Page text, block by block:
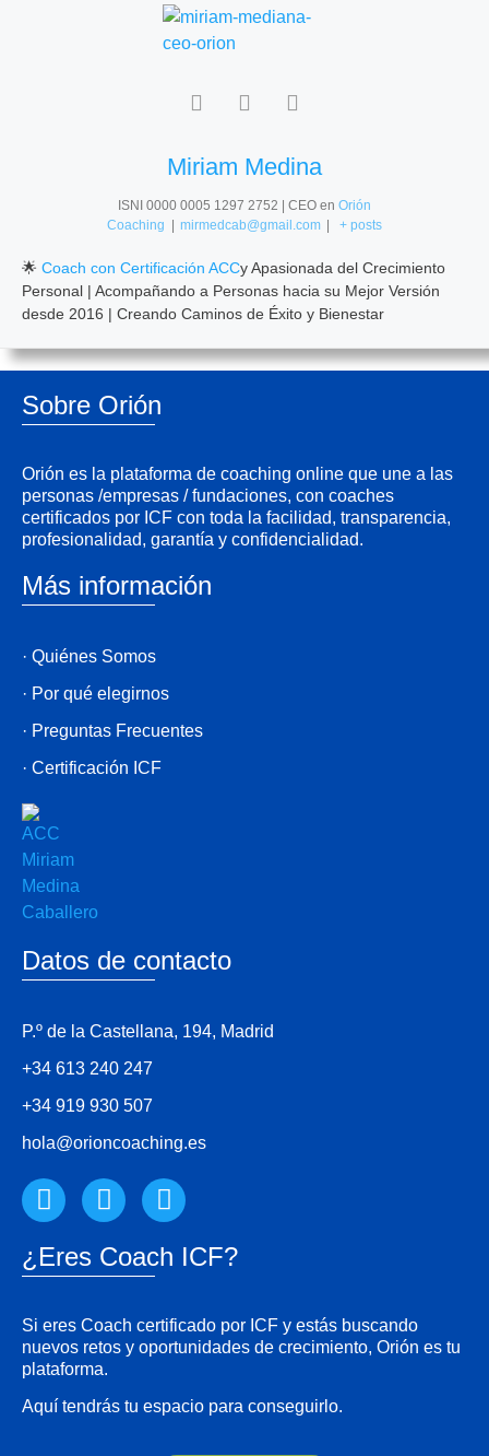
Miriam Medina
ISNI 0000 0005 1297 2752 | CEO en Orión
Coaching | mirmedcab@gmail.com | + posts
🌟 Coach con Certificación ACCy Apasionada del Crecimiento
Personal | Acompañando a Personas hacia su Mejor Versión
desde 2016 | Creando Caminos de Éxito y Bienestar
Sobre Orión
Orión es la plataforma de coaching online que une a las
personas /empresas / fundaciones, con coaches
certificados por ICF con toda la facilidad, transparencia,
profesionalidad, garantía y confidencialidad.
Más información
· Quiénes Somos
· Por qué elegirnos
· Preguntas Frecuentes
· Certificación ICF
Datos de contacto
P.º de la Castellana, 194, Madrid
+34 613 240 247
+34 919 930 507
hola@orioncoaching.es
¿Eres Coach ICF?
Si eres Coach certificado por ICF y estás buscando
nuevos retos y oportunidades de crecimiento, Orión es tu
plataforma.
Aquí tendrás tu espacio para conseguirlo.